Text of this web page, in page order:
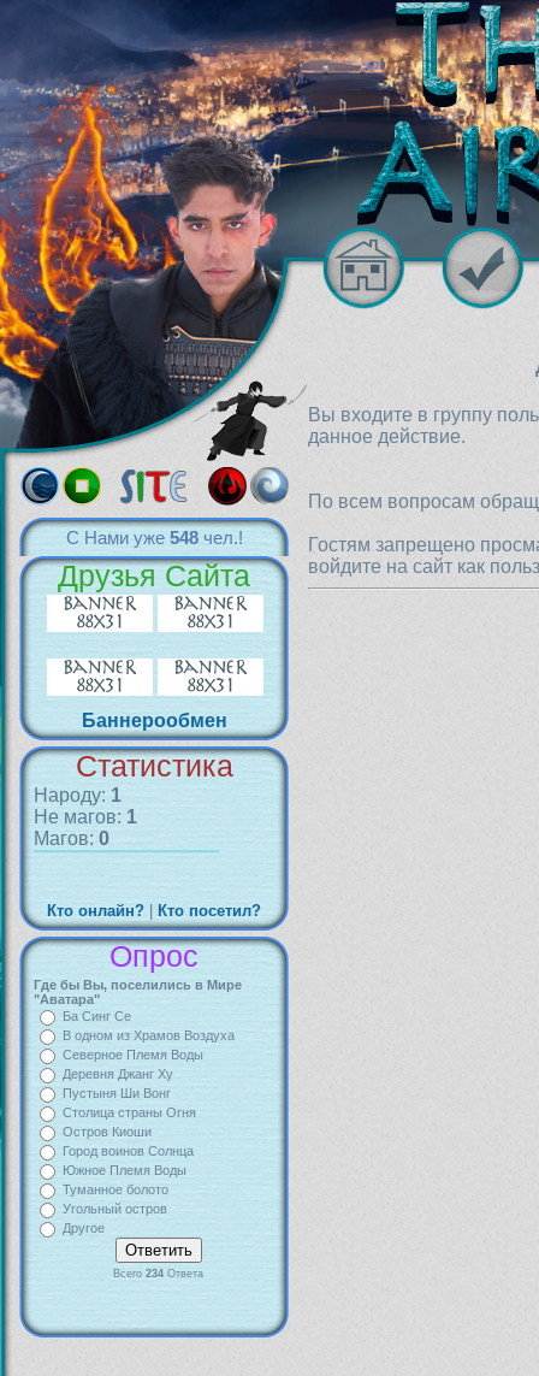
С Нами уже 548чел.!
Друзья Сайта
Баннерообмен
Статистика
Народу: 1
Не магов: 1
Магов: 0
Кто онлайн? Кто посетил?
Опрос
Где бы Вы, поселились в Мире
"Аватара"
Ба Синг Се
В одном из Храмов Воздуха
Северное Племя Воды
Деревня Джанг Ху
Пустыня Ши Вонг
Столица страны Огня
Остров Киоши
Город воинов Солнца
Южное Племя Воды
Туманное болото
Угольный остров
Другое
Всего 234 Ответа
Вы входите в группу
данное действие.
По всем вопросам
Гостям запрещено
войдите на сайт как